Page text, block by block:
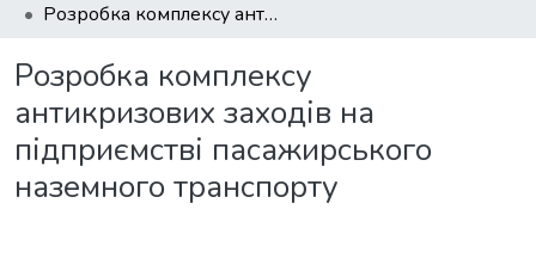
Розробка комплексу антикризових заходів на підприємстві пасажирського наземного транспорту
Розробка комплексу
антикризових заходів на
підприємстві пасажирського
наземного транспорту